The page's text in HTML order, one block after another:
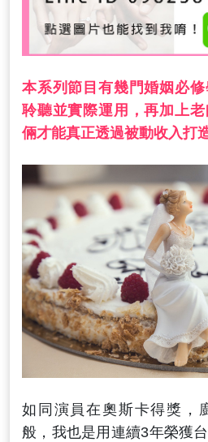
本系列節目有幾門婚姻必
聆聽並實際運用，再加上
倆才能真正透過被動收入打
如同演員在奧斯卡得獎，
般，我也是用連續3年榮獲